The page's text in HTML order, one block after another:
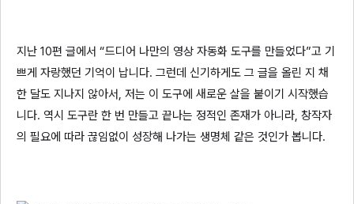
지난 10편 글에서 “드디어 나만의 영상 자동화 도구를 만들었다”고 기
쁘게 자랑했던 기억이 납니다. 그런데 신기하게도 그 글을 올린 지 채
한 달도 지나지 않아서, 저는 이 도구에 새로운 살을 붙이기 시작했습
니다. 역시 도구란 한 번 만들고 끝나는 정적인 존재가 아니라, 창작자
의 필요에 따라 끊임없이 성장해 나가는 생명체 같은 것인가 봅니다.